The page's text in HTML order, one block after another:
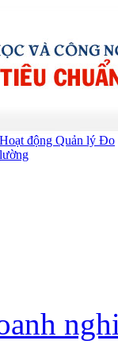
Hoạt động Quản lý Đo
lường